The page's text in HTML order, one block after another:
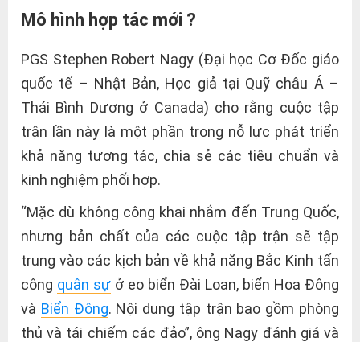
Mô hình hợp tác mới ?
PGS Stephen Robert Nagy (Đại học Cơ Đốc giáo
quốc tế – Nhật Bản, Học giả tại Quỹ châu Á –
Thái Bình Dương ở Canada) cho rằng cuộc tập
trận lần này là một phần trong nỗ lực phát triển
khả năng tương tác, chia sẻ các tiêu chuẩn và
kinh nghiệm phối hợp.
“Mặc dù không công khai nhắm đến Trung Quốc,
nhưng bản chất của các cuộc tập trận sẽ tập
trung vào các kịch bản về khả năng Bắc Kinh tấn
công quân sự ở eo biển Đài Loan, biển Hoa Đông
và Biển Đông. Nội dung tập trận bao gồm phòng
thủ và tái chiếm các đảo”, ông Nagy đánh giá và